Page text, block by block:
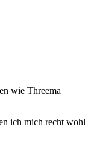
wie Threema
ich mich recht wohl